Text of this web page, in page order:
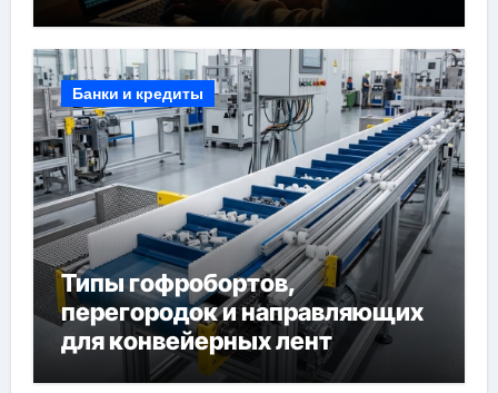
Банки и кредиты
Типы гофробортов,
перегородок и направляющих
для конвейерных лент